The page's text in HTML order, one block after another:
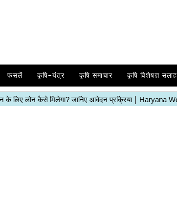
फसलें कृषि-यंत्र कृषि समाचार कृषि विशेषज्ञ सलाह